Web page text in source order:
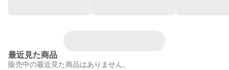
最近見た商品
販売中の最近見た商品はありません。